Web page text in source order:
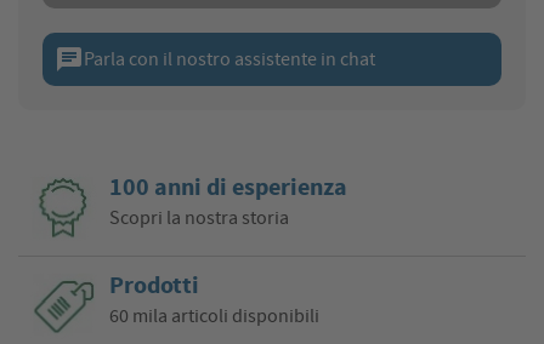
chatParla con il nostro assistente in chat
100 anni di esperienza
Scopri la nostra storia
Prodotti
60 mila articoli disponibili